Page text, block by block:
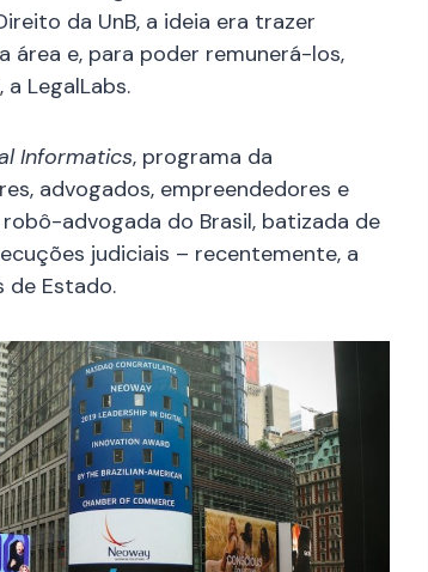
da UnB, a ideia era trazer
área e, para poder remunerá-los,
LegalLabs.
Informatics, programa da
advogados, empreendedores e
advogada do Brasil, batizada de
judiciais – recentemente, a
Estado.